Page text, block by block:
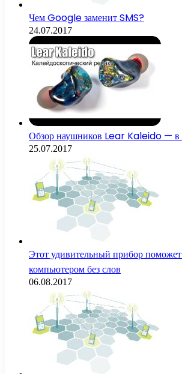
Чем Google заменит SMS?
24.07.2017
Обзор наушников Lear Kaleido — в
25.07.2017
Этот удивительный прибор
компьютером без слов
06.08.2017